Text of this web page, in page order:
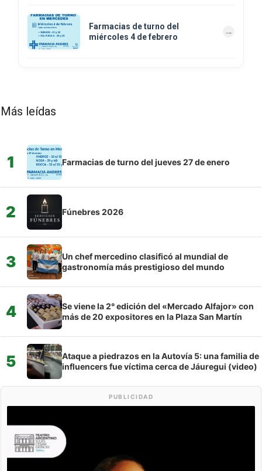
Farmacias de turno del
miércoles 4 de febrero
Más leídas
1 Farmacias de turno del jueves 27 de enero
2 Fúnebres 2026
3
Un chef mercedino clasificó al mundial de
gastronomía más prestigioso del mundo
4
Se viene la 2° edición del «Mercado Alfajor» con
más de 20 expositores en la Plaza San Martín
5
Ataque a piedrazos en la Autovía 5: una familia de
influencers fue víctima cerca de Jáuregui (video)
PUBLICIDAD